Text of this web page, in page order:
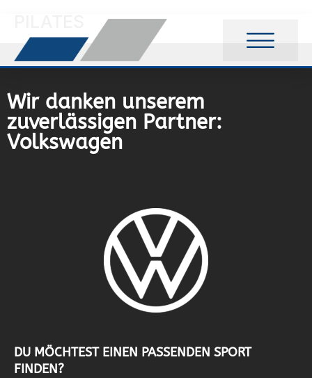
Wir danken unserem
zuverlässigen Partner:
Volkswagen
DU MÖCHTEST EINEN PASSENDEN SPORT
FINDEN?